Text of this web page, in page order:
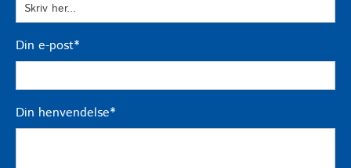
Din e-post*
Din henvendelse*